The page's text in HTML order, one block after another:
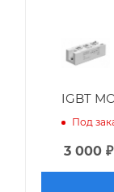
IGBT
Под
3 000 ₽